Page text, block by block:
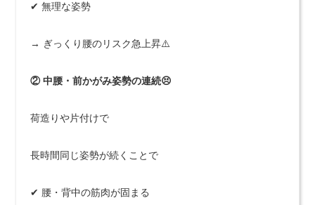
✔ 無理な姿勢
→ ぎっくり腰のリスク急上昇⚠️
② 中腰・前かがみ姿勢の連続😣
荷造りや片付けで
長時間同じ姿勢が続くことで
✔ 腰・背中の筋肉が固まる